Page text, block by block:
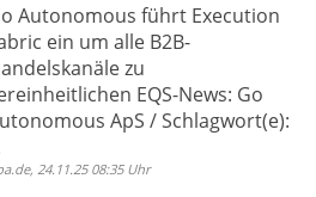
Autonomous führt Execution
ein um alle B2B-
zu
EQS-News: Go
ApS / Schlagwort(e):
24.11.25 08:35 Uhr